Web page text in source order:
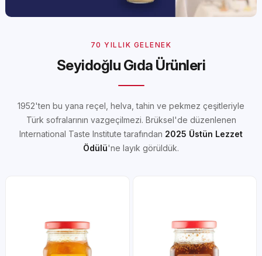
70 YILLIK GELENEK
Seyidoğlu Gıda Ürünleri
1952'ten bu yana reçel, helva, tahin ve pekmez çeşitleriyle
Türk sofralarının vazgeçilmezi. Brüksel'de düzenlenen
International Taste Institute tarafından 2025 Üstün Lezzet
Ödülü'ne layık görüldük.